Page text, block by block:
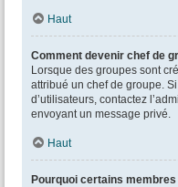
Haut
Comment devenir chef de
Lorsque des groupes sont
attribué un chef de groupe.
d’utilisateurs, contactez
envoyant un message privé.
Haut
Pourquoi certains